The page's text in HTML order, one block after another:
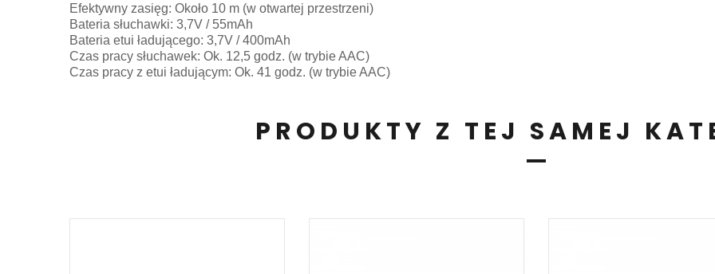
Efektywny zasięg: Około 10 m (w otwartej przestrzeni)
Bateria słuchawki: 3,7V / 55mAh
Bateria etui ładującego: 3,7V / 400mAh
Czas pracy słuchawek: Ok. 12,5 godz. (w trybie AAC)
Czas pracy z etui ładującym: Ok. 41 godz. (w trybie AAC)
PRODUKTY Z TEJ SAMEJ